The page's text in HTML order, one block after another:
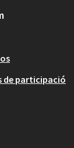
de participació